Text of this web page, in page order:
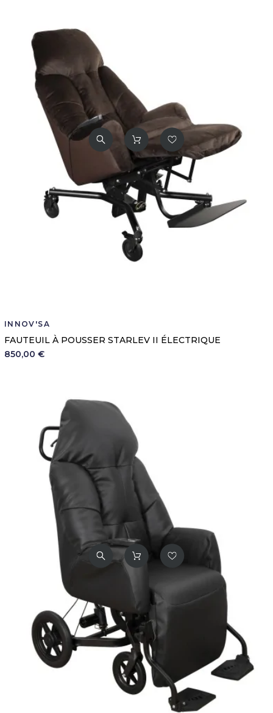
INNOV'SA
FAUTEUIL À POUSSER STARLEV II ÉLECTRIQUE
850,00 €